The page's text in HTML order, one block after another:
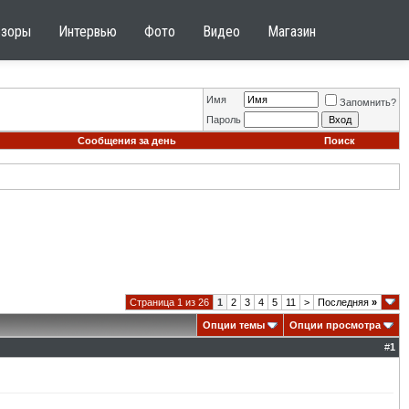
Интервью Фото Видео Магазин
Имя
Запомнить?
Пароль
Сообщения за день
Поиск
Страница 1 из 26 1 2 3 4 5 11 > Последняя »
Опции темы
Опции просмотра
#1